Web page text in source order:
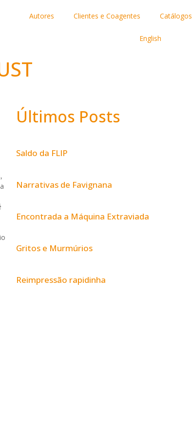
Autores Clientes e Coagentes Catálogos
English
Últimos Posts
Saldo da FLIP
Narrativas de Favignana
Encontrada a Máquina Extraviada
Gritos e Murmúrios
Reimpressão rapidinha